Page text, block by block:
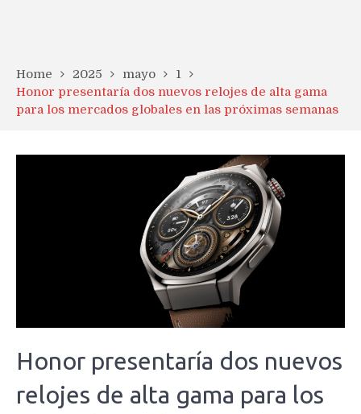
Home 2025 mayo
1
Honor presentaría dos nuevos relojes de alta gama
para los mercados globales en las próximas semanas
Honor presentaría dos nuevos
relojes de alta gama para los